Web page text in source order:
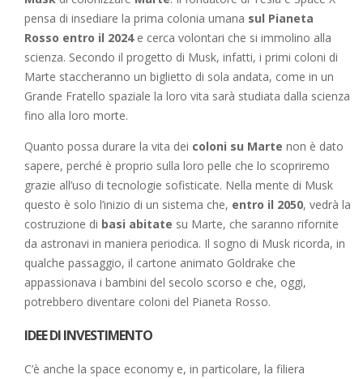
pensa di insediare la prima colonia umana sul Pianeta
Rosso entro il 2024e cerca volontari che si immolino alla
scienza. Secondo il progetto di Musk, infatti, i primi coloni di
Marte staccheranno un biglietto di sola andata, come in un
Grande Fratello spaziale la loro vita sarà studiata dalla scienza
fino alla loro morte.
Quanto possa durare la vita dei coloni su Marte non è dato
sapere, perché è proprio sulla loro pelle che lo scopriremo
grazie all’uso di tecnologie sofisticate. Nella mente di Musk
questo è solo l’inizio di un sistema che, entro il 2050, vedrà la
costruzione di basi abitate su Marte, che saranno rifornite
da astronavi in maniera periodica. Il sogno di Musk ricorda, in
qualche passaggio, il cartone animato Goldrake che
appassionava i bambini del secolo scorso e che, oggi,
potrebbero diventare coloni del Pianeta Rosso.
IDEE DI INVESTIMENTO
C’è anche la space economy e, in particolare, la filiera